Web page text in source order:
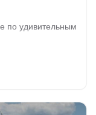
по удивительным